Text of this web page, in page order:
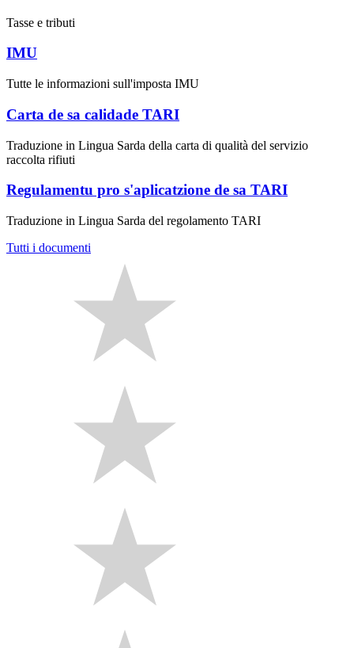
Tasse e tributi
IMU
Tutte le informazioni sull'imposta IMU
Carta de sa calidade TARI
Traduzione in Lingua Sarda della carta di qualità del servizio
raccolta rifiuti
Regulamentu pro s'aplicatzione de sa TARI
Traduzione in Lingua Sarda del regolamento TARI
Tutti i documenti